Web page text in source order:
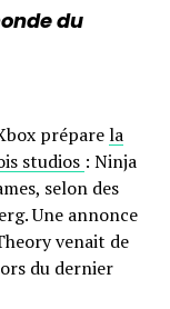
du
préparela
studios : Ninja
selon des
Une annonce
venait de
du dernier